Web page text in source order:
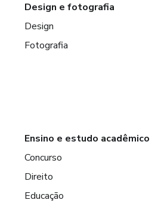
Design e fotografia
Design
Fotografia
Ensino e estudo acadêmico
Concurso
Direito
Educação